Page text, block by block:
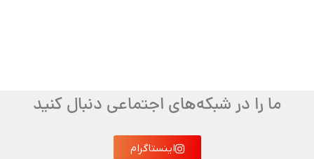
ما را در شبکه‌های اجتماعی دنبال کنید
اینستاگرام